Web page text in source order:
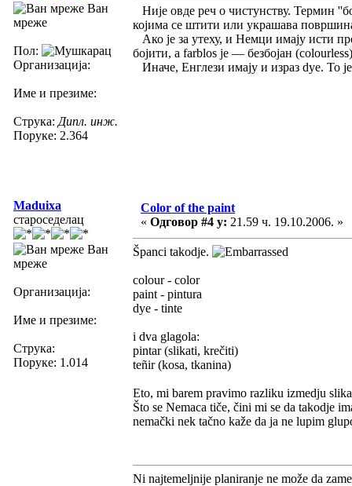
Ван
мреже
Пол:
Организација:
Име и презиме:
Струка: Дипл. инж.
Поруке: 2.364
Није овде реч о чистунству. Термин
којима се штити или украшава
Ако је за утеху, и Немци имају исти
бојити, а farblos je — безбојан
Иначе, Енглези имају и израз dye. То
Maduixa
староседелац
Ван
мреже
Организација:
Име и презиме:
Струка:
Поруке: 1.014
Color of the paint
« Одговор #4 у: 21.59 ч. 19.10.2006. »
Španci takodje.
colour - color
paint - pintura
dye - tinte
i dva glagola:
pintar (slikati, krečiti)
teñir (kosa, tkanina)
Eto, mi barem pravimo razliku izmedju
Što se Nemaca tiče, čini mi se da takodje
nemački nek tačno kaže da ja ne lupim
Ni najtemeljnije planiranje ne može da